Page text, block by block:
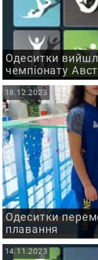
Одеситки
чемпіонату
Одеситки
плавання
18.12.2023
14.11.2023